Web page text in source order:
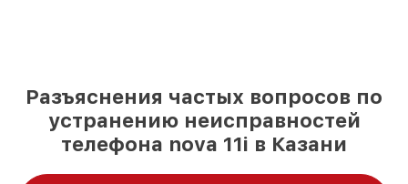
Разъяснения частых вопросов по
устранению неисправностей
телефона nova 11i в Казани